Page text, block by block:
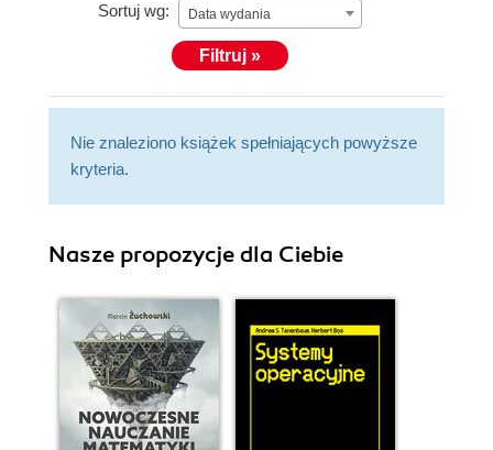
Sortuj wg: Data wydania
Filtruj »
Nie znaleziono książek spełniających powyższe
kryteria.
Nasze propozycje dla Ciebie